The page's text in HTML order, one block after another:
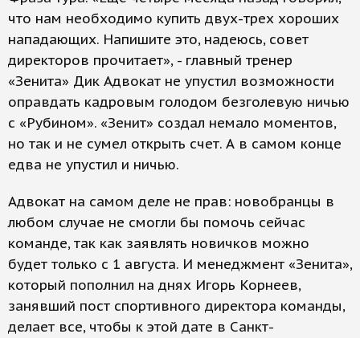
что нам необходимо купить двух-трех хороших
нападающих. Напишите это, надеюсь, совет
директоров прочитает», - главный тренер
«Зенита» Дик Адвокат не упустил возможности
оправдать кадровым голодом безголевую ничью
с «Рубином». «Зенит» создал немало моментов,
но так и не сумел открыть счет. А в самом конце
едва не упустил и ничью.
Адвокат на самом деле не прав: новобранцы в
любом случае не смогли бы помочь сейчас
команде, так как заявлять новичков можно
будет только с 1 августа. И менеджмент «Зенита»,
который пополнил на днях Игорь Корнеев,
занявший пост спортивного директора команды,
делает все, чтобы к этой дате в Санкт-